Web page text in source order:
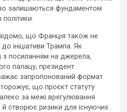
залишаються фундаментом
що Франція також не
ініціативи Трампа. Як
з посиланням на джерела,
палацу, президент
запропонований формат
що проєкт статуту
за межі врегулювання
й створює ризики для існуючих